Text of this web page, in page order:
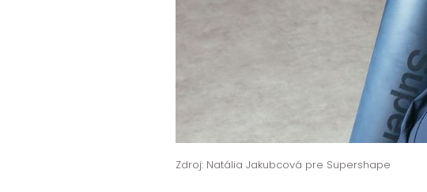
Zdroj: Natália Jakubcová pre Supershape